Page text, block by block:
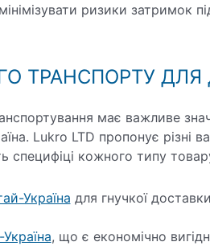
ризики затримок
ТРАНСПОРТУ ДЛЯ
має важливе
Lukro LTD пропонує різні
специфіці кожного типу
Україна для гнучкої
, що є економічно